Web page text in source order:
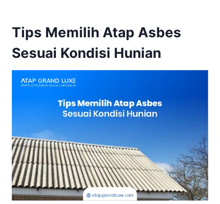
Tips Memilih Atap Asbes
Sesuai Kondisi Hunian